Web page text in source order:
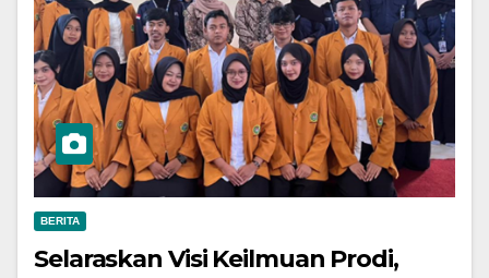
BERITA
Selaraskan Visi Keilmuan Prodi,